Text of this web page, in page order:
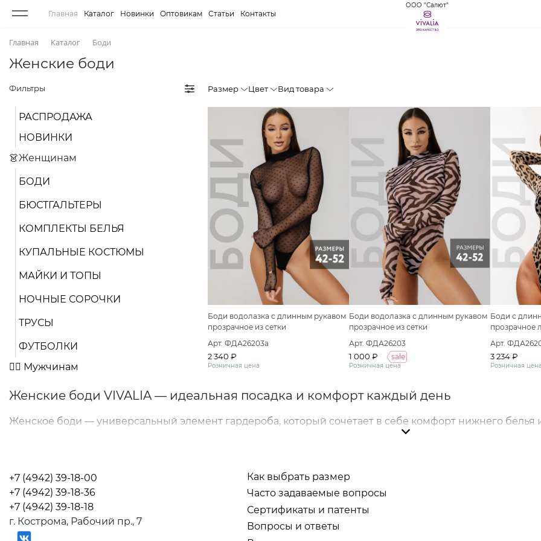
Главная Каталог Новинки Оптовикам Статьи Контакты
ООО "Салют"
Главная Каталог Боди
Женские боди
Фильтры Размер Цвет Вид товара
РАСПРОДАЖА
НОВИНКИ
👗Женщинам
БОДИ
БЮСТГАЛЬТЕРЫ
КОМПЛЕКТЫ БЕЛЬЯ
КУПАЛЬНЫЕ КОСТЮМЫ
МАЙКИ И ТОПЫ
НОЧНЫЕ СОРОЧКИ
ТРУСЫ
ФУТБОЛКИ
🤵‍♂️ Мужчинам
Боди водолазка с длинным рукавом
прозрачное из сетки
Арт. ФДА26203а
2 340 ₽
Розничная цена
Боди водолазка с длинным рукавом
прозрачное из сетки
Арт. ФДА26203
1 000 ₽ sale
Розничная цена
Боди с
прозрачное
Арт.
3 234 ₽
Розничная цена
Женские боди VIVALIA — идеальная посадка и комфорт каждый день
Женское боди — универсальный элемент гардероба, который сочетает в себе комфорт нижнего белья
облегающему крою боди идеально садится по фигуре, не выбивается из-под одежды и позволяет
Коллекция включает модели для повседневной носки, офиса и особых случаев. Продуманный крой
эластичные ткани позволяют изделию хорошо адаптироваться к особенностям фигуры, сохраняя
многочисленных стирок.
+7 (4942) 39-18-00
+7 (4942) 39-18-36
+7 (4942) 39-18-18
г. Кострома, Рабочий пр., 7
Как выбрать размер
Часто задаваемые вопросы
Сертификаты и патенты
Вопросы и ответы